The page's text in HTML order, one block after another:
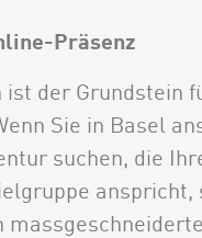
Präsenz
der Grundstein
Sie in Basel
suchen, die
anspricht,
massgeschneiderte